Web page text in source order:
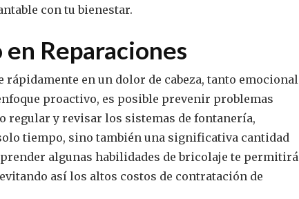
con tu bienestar.
Reparaciones
en un dolor de cabeza, tanto emocional
proactivo, es posible prevenir problemas
regular y revisar los sistemas de fontanería,
tiempo, sino también una significativa cantidad
algunas habilidades de bricolaje te permitirá
así los altos costos de contratación de